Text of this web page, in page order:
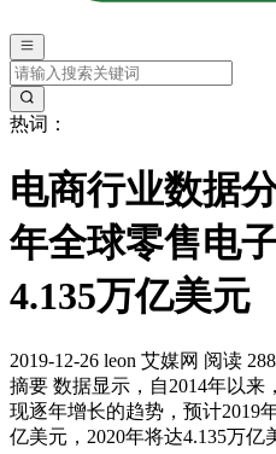
热词：
电商行业数据
年全球零售电
4.135万亿美元
2019-12-26 leon 艾媒网 阅读
摘要 数据显示，自2014年以来
现逐年增长的趋势，预计2019
亿美元，2020年将达4.135万亿